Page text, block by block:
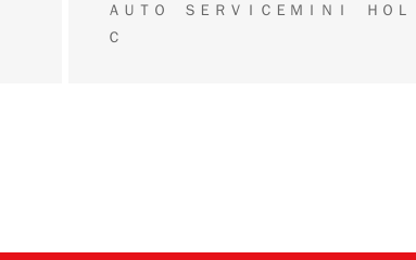
ＡＵＴＯ ＳＥＲＶＩＣＥＭＩＮＩ ＨＯＬ
Ｃ